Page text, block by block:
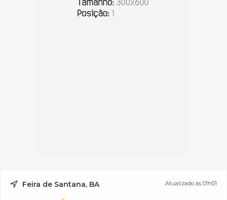
Feira de Santana, BA Atualizado às 01h01